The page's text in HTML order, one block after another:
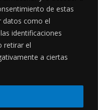
de estas
datos como el
identificaciones
retirar el
a ciertas
LEGALES
Políticas de privacidad